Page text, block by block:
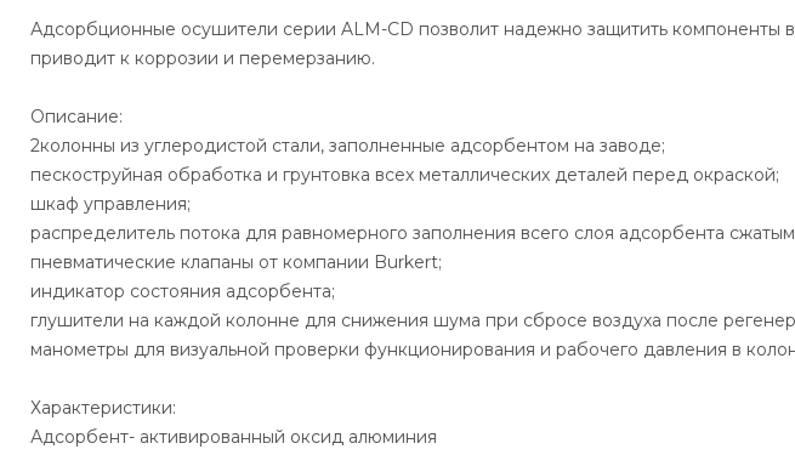
Адсорбционные осушители серии ALM-CD позволит надежно защитить
приводит к коррозии и перемерзанию.
Описание:
2колонны из углеродистой стали, заполненные адсорбентом на заводе;
пескоструйная обработка и грунтовка всех металлических деталей перед окраской;
шкаф управления;
распределитель потока для равномерного заполнения всего слоя адсорбента
пневматические клапаны от компании Burkert;
индикатор состояния адсорбента;
глушители на каждой колонне для снижения шума при сбросе воздуха после
манометры для визуальной проверки функционирования и рабочего давления в
Характеристики:
Адсорбент- активированный оксид алюминия